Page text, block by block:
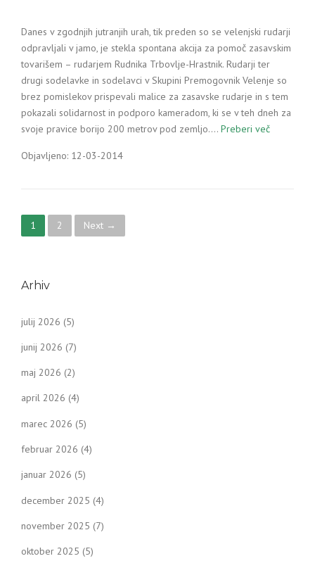
Danes v zgodnjih jutranjih urah, tik preden so se velenjski rudarji
odpravljali v jamo, je stekla spontana akcija za pomoč zasavskim
tovarišem – rudarjem Rudnika Trbovlje-Hrastnik. Rudarji ter
drugi sodelavke in sodelavci v Skupini Premogovnik Velenje so
brez pomislekov prispevali malice za zasavske rudarje in s tem
pokazali solidarnost in podporo kameradom, ki se v teh dneh za
svoje pravice borijo 200 metrov pod zemljo.… Preberi več
Objavljeno: 12-03-2014
P
s
t
s
n
a
v
i
g
a
t
i
1 2 Next →
Arhiv
julij 2026 (5)
junij 2026 (7)
maj 2026 (2)
april 2026 (4)
marec 2026 (5)
februar 2026 (4)
januar 2026 (5)
december 2025 (4)
november 2025 (7)
oktober 2025 (5)